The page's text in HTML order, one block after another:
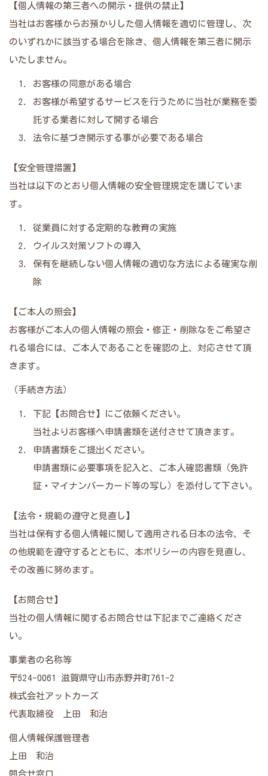
【個人情報の第三者への開示・提供の禁止】
当社はお客様からお預かりした個人情報を適切に管理し、次
のいずれかに該当する場合を除き、個人情報を第三者に開示
いたしません。
お客様の同意がある場合
お客様が希望するサービスを行うために当社が業務を委
託する業者に対して開する場合
法令に基づき開示する事が必要である場合
【安全管理措置】
当社は以下のとおり個人情報の安全管理規定を講じていま
す。
従業員に対する定期的な教育の実施
ウイルス対策ソフトの導入
保有を継続しない個人情報の適切な方法による確実な削
除
【ご本人の照会】
お客様がご本人の個人情報の照会・修正・削除なをご希望さ
れる場合には、ご本人であることを確認の上、対応させて頂
きます。
（手続き方法）
下記【お問合せ】にご依頼ください。
当社よりお客様へ申請書類を送付させて頂きます。
申請書類をご提出ください。
申請書類に必要事項を記入と、ご本人確認書類（免許
証・マイナンバーカード等の写し）を添付して下さい。
【法令・規範の遵守と見直し】
当社は保有する個人情報に関して適用される日本の法令、そ
の他規範を遵守するとともに、本ポリシーの内容を見直し、
その改善に努めます。
【お問合せ】
当社の個人情報に関するお問合せは下記までご連絡くださ
い。
事業者の名称等
〒524-0061 滋賀県守山市赤野井町761-2
株式会社アットカーズ
代表取締役 上田 和治
個人情報保護管理者
上田 和治
問合せ窓口